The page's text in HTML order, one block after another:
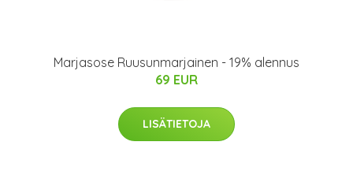
Marjasose Ruusunmarjainen - 19% alennus
69 EUR
LISÄTIETOJA